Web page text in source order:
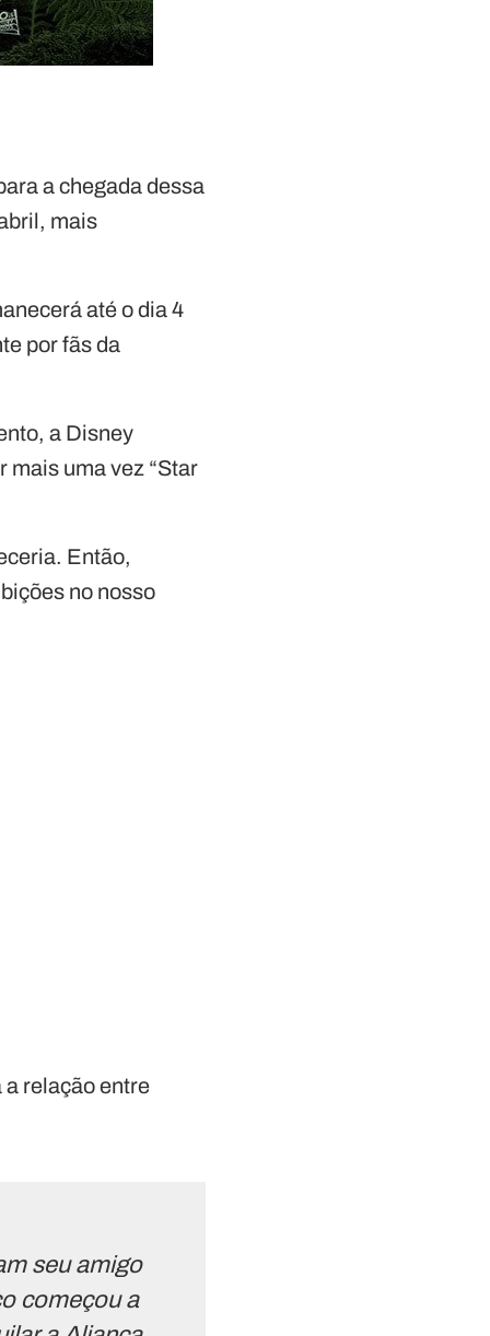
a chegada dessa
mais
até o dia 4
por fãs da
a Disney
mais uma vez “Star
Então,
no nosso
a relação entre
seu amigo
começou a